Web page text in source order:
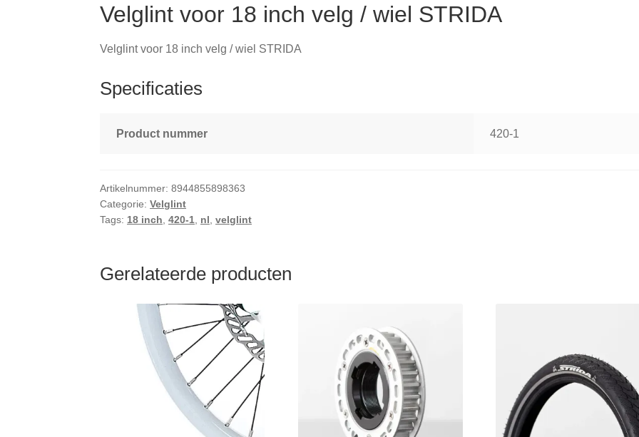
Velglint voor 18 inch velg / wiel STRIDA
Velglint voor 18 inch velg / wiel STRIDA
Specificaties
Product nummer 420-1
Artikelnummer:8944855898363
Categorie:Velglint
Tags: 18 inch,420-1, nl,velglint
Gerelateerde producten